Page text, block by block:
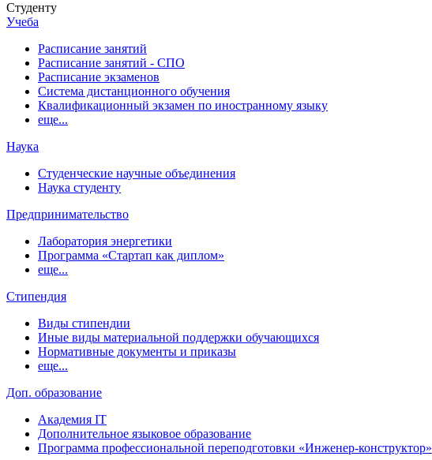
Студенту
Учеба
Расписание занятий
Расписание занятий - СПО
Расписание экзаменов
Система дистанционного обучения
Квалификационный экзамен по иностранному языку
еще...
Наука
Студенческие научные объединения
Наука студенту
Предпринимательство
Лаборатория энергетики
Программа «Стартап как диплом»
еще...
Стипендия
Виды стипендии
Иные виды материальной поддержки обучающихся
Нормативные документы и приказы
еще...
Доп. образование
Академия IT
Дополнительное языковое образование
Программа профессиональной переподготовки «Инженер-конструктор»